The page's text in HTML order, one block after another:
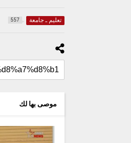
تعليم ـ جامعة 557
موصى بها لك